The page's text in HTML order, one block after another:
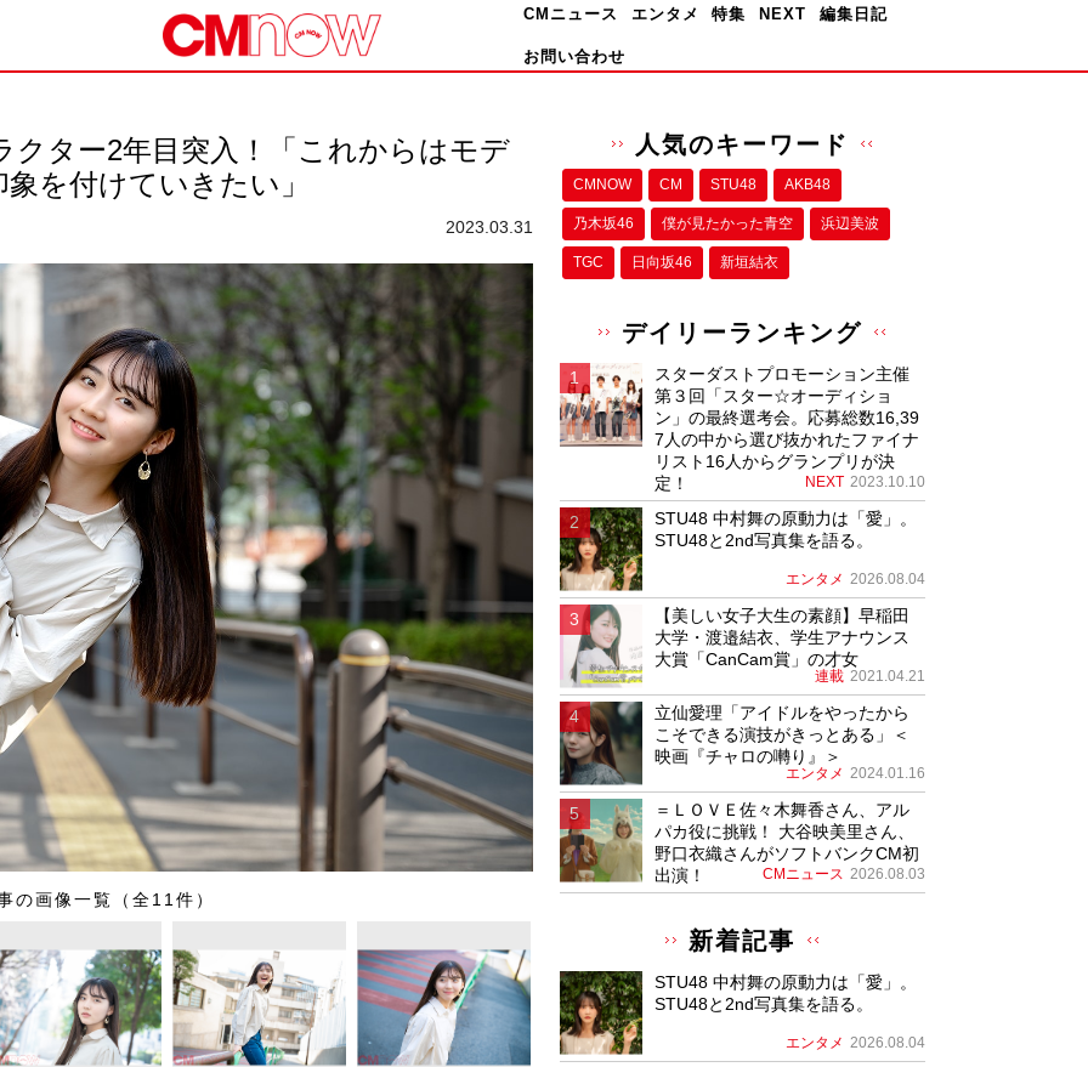
CMニュース エンタメ 特集 NEXT 編集日記
お問い合わせ
クター2年目突入！「これからはモデ
を付けていきたい」
2023.03.31
の画像一覧（全11件）
人気のキーワード
CMNOW CM STU48 AKB48
乃木坂46 僕が⾒たかった⻘空 浜辺美波
TGC 日向坂46 新垣結衣
デイリーランキング
スターダストプロモーション主催
第３回「スター☆オーディショ
ン」の最終選考会。応募総数16,39
7人の中から選び抜かれたファイナ
リスト16人からグランプリが決
定！
NEXT 2023.10.10
STU48 中村舞の原動力は「愛」。
STU48と2nd写真集を語る。
エンタメ 2026.08.04
【美しい女子大生の素顔】早稲田
大学・渡邉結衣、学生アナウンス
大賞「CanCam賞」の才女
連載 2021.04.21
立仙愛理「アイドルをやったから
こそできる演技がきっとある」＜
映画『チャロの囀り』＞
エンタメ 2024.01.16
＝ＬＯＶＥ佐々木舞香さん、アル
パカ役に挑戦！ 大谷映美里さん、
野口衣織さんがソフトバンクCM初
出演！
CMニュース 2026.08.03
新着記事
STU48 中村舞の原動力は「愛」。
STU48と2nd写真集を語る。
エンタメ 2026.08.04